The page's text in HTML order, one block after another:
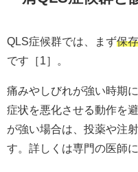
QLS症候群では、まず保
です［1］。
痛みやしびれが強い時期
症状を悪化させる動作を
が強い場合は、投薬や注
す。詳しくは専門の医師